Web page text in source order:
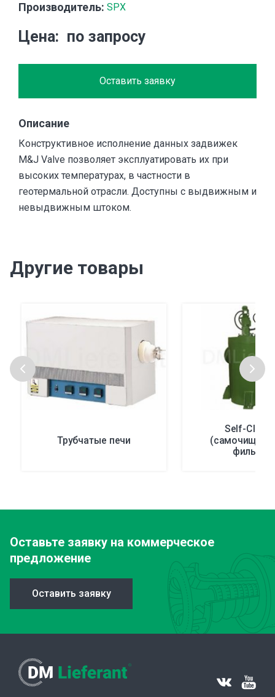
Производитель: SPX
Цена по запросу
Оставить заявку
Описание
Конструктивное исполнение данных задвижек
M&J Valve позволяет эксплуатировать их при
высоких температурах, в частности в
геотермальной отрасли. Доступны с выдвижным и
невыдвижным штоком.
Другие товары
Трубчатые печи
Self-
Оставьте заявку на коммерческое
предложение
Оставить заявку